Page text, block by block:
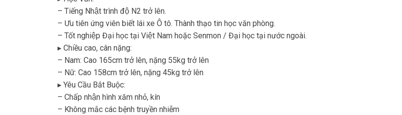
– Tiếng Nhật trình độ N2 trở lên.
– Ưu tiên ứng viên biết lái xe Ô tô. Thành thạo tin học văn phòng.
– Tốt nghiệp Đại học tại Việt Nam hoặc Senmon / Đại học tại nước ngoài.
▸ Chiều cao, cân nặng:
– Nam: Cao 165cm trở lên, nặng 55kg trở lên
– Nữ: Cao 158cm trở lên, nặng 45kg trở lên
▸ Yêu Cầu Bắt Buộc:
– Chấp nhận hình xăm nhỏ, kín
– Không mắc các bệnh truyền nhiễm